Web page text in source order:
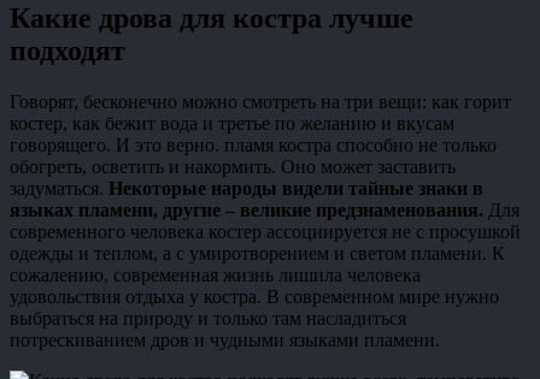
Какие дрова для костра лучше
подходят
Говорят, бесконечно можно смотреть на три вещи: как горит
костер, как бежит вода и третье по желанию и вкусам
говорящего. И это верно. пламя костра способно не только
обогреть, осветить и накормить. Оно может заставить
задуматься. Некоторые народы видели тайные знаки в
языках пламени, другие – великие предзнаменования. Для
современного человека костер ассоциируется не с просушкой
одежды и теплом, а с умиротворением и светом пламени. К
сожалению, современная жизнь лишила человека
удовольствия отдыха у костра. В современном мире нужно
выбраться на природу и только там насладиться
потрескиванием дров и чудными языками пламени.